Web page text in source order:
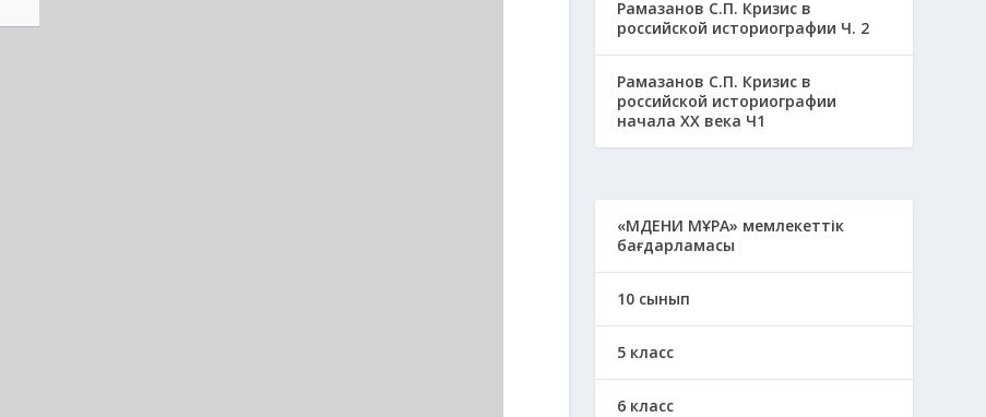
Рамазанов С.П. Кризис в
российской историографии Ч. 2
Рамазанов С.П. Кризис в
российской историографии
начала ХХ века Ч1
«МӘДЕНИ МҰРА» мемлекеттік
бағдарламасы
10 сынып
5 класс
6 класс